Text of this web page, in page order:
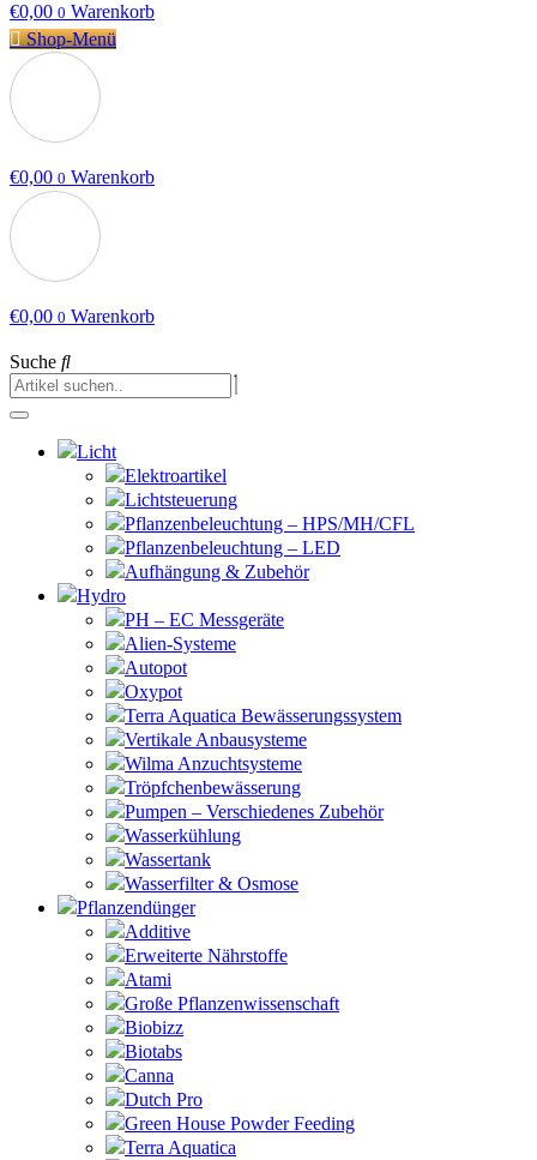
€0,00 0 Warenkorb
Shop-Menü
€0,00 0 Warenkorb
€0,00 0 Warenkorb
Suche
Licht
Elektroartikel
Lichtsteuerung
Pflanzenbeleuchtung – HPS/MH/CFL
Pflanzenbeleuchtung – LED
Aufhängung & Zubehör
Hydro
PH – EC Messgeräte
Alien-Systeme
Autopot
Oxypot
Terra Aquatica Bewässerungssystem
Vertikale Anbausysteme
Wilma Anzuchtsysteme
Tröpfchenbewässerung
Pumpen – Verschiedenes Zubehör
Wasserkühlung
Wassertank
Wasserfilter & Osmose
Pflanzendünger
Additive
Erweiterte Nährstoffe
Atami
Große Pflanzenwissenschaft
Biobizz
Biotabs
Canna
Dutch Pro
Green House Powder Feeding
Terra Aquatica